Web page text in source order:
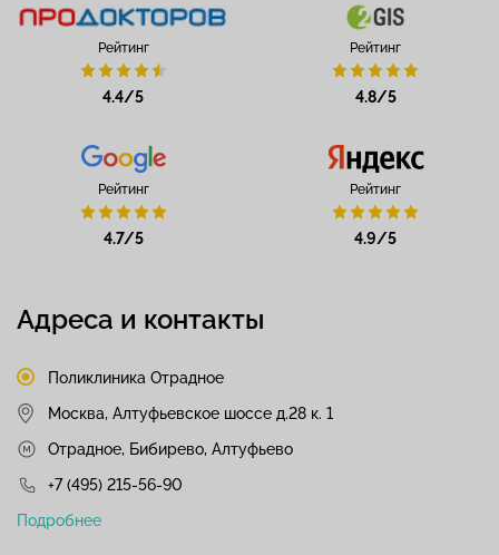
Рейтинг
4.4/5
Рейтинг
4.8/5
Рейтинг
4.7/5
Рейтинг
4.9/5
Адреса и контакты
Поликлиника Отрадное
Москва, Алтуфьевское шоссе д.28 к. 1
Отрадное, Бибирево, Алтуфьево
+7 (495) 215-56-90
Подробнее